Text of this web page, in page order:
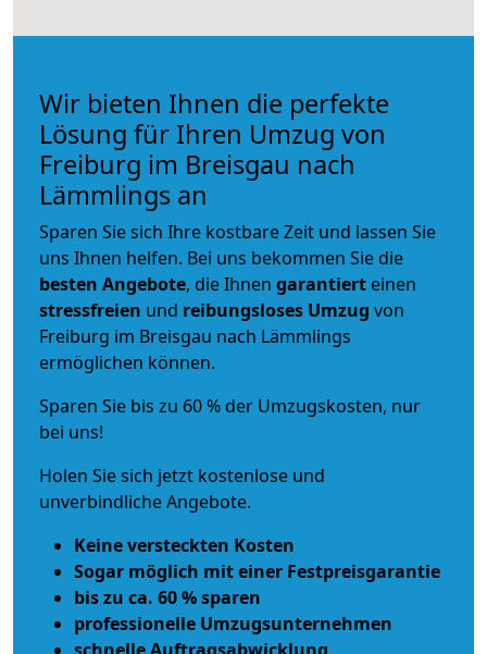
Wir bieten Ihnen die perfekte
Lösung für Ihren Umzug von
Freiburg im Breisgau nach
Lämmlings an
Sparen Sie sich Ihre kostbare Zeit und lassen Sie
uns Ihnen helfen. Bei uns bekommen Sie die
besten Angebote, die Ihnen garantiert einen
stressfreien und reibungsloses Umzug von
Freiburg im Breisgau nach Lämmlings
ermöglichen können.
Sparen Sie bis zu 60 % der Umzugskosten, nur
bei uns!
Holen Sie sich jetzt kostenlose und
unverbindliche Angebote.
Keine versteckten Kosten
Sogar möglich mit einer Festpreisgarantie
bis zu ca. 60 % sparen
professionelle Umzugsunternehmen